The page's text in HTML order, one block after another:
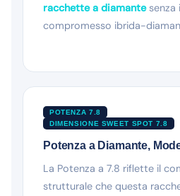
racchette a diamantesenza
compromesso ibrida-
POTENZA 7.8
DIMENSIONE SWEET SPOT 7.8
Potenza a Diamante,
La Potenza a 7.8 riflette il
strutturale che questa